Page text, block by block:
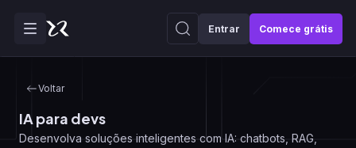
Entrar Comece grátis
Voltar
IA para devs
Desenvolva soluções inteligentes com IA: chatbots, RAG,